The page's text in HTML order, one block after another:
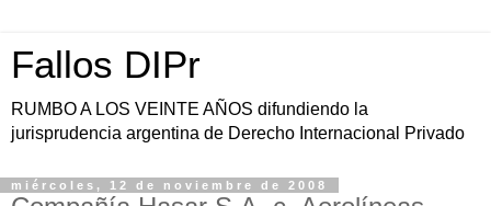
Fallos DIPr
RUMBO A LOS VEINTE AÑOS difundiendo la
jurisprudencia argentina de Derecho Internacional Privado
miércoles, 12 de noviembre de 2008